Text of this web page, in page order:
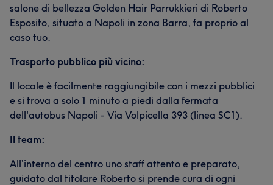
salone di bellezza Golden Hair Parrukkieri di Roberto
Esposito, situato a Napoli in zona Barra, fa proprio al
caso tuo.
Trasporto pubblico più vicino:
Il locale è facilmente raggiungibile con i mezzi pubblici
e si trova a solo 1 minuto a piedi dalla fermata
dell'autobus Napoli - Via Volpicella 393 (linea SC1).
Il team:
All’interno del centro uno staff attento e preparato,
guidato dal titolare Roberto si prende cura di ogni